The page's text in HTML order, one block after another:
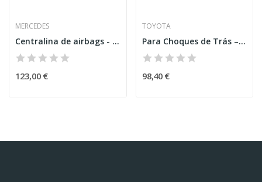
MERCEDES
Centralina de airbags - Mercedes-Benz Classe C...
123,00 €
TOYOTA
Para Choques de Trás – TOYOTA YARIS (_P13_)
98,40 €